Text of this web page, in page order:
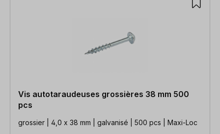
Vis autotaraudeuses grossières 38 mm 500
pcs
grossier | 4,0 x 38 mm | galvanisé | 500 pcs | Maxi-Loc